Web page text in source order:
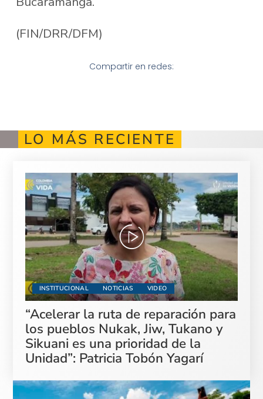
(FIN/DRR/DFM)
Compartir en redes:
LO MÁS RECIENTE
INSTITUCIONAL NOTICIAS VIDEO
“Acelerar la ruta de reparación para
los pueblos Nukak, Jiw, Tukano y
Sikuani es una prioridad de la
Unidad”: Patricia Tobón Yagarí